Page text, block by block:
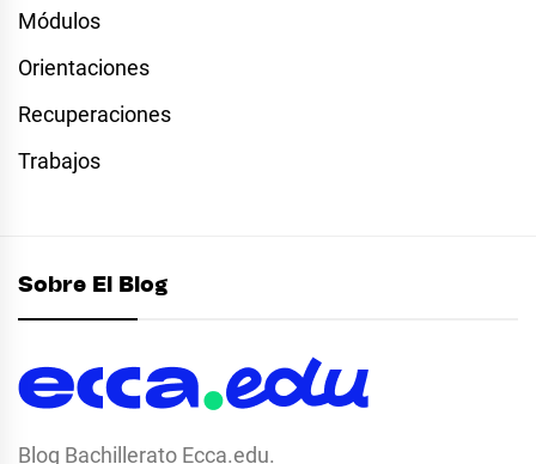
Módulos
Orientaciones
Recuperaciones
Trabajos
Sobre El Blog
Blog Bachillerato Ecca.edu.